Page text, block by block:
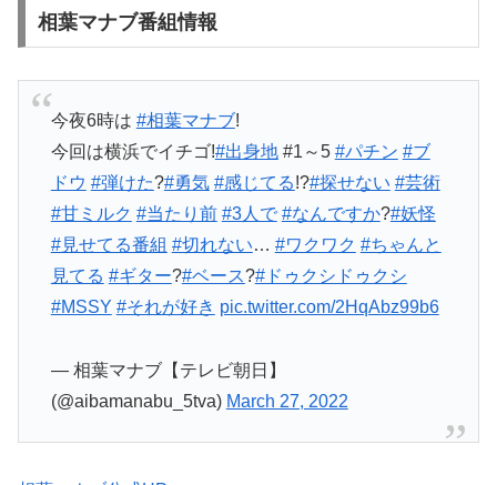
相葉マナブ番組情報
今夜6時は #相葉マナブ!
今回は横浜でイチゴ!#出身地#1～5 #パチン #ブ
ドウ #弾けた?#勇気 #感じてる!?#探せない #芸術
#甘ミルク #当たり前 #3人で #なんですか?#妖怪
#見せてる番組 #切れない… #ワクワク #ちゃんと
見てる #ギター?#ベース?#ドゥクシドゥクシ
#MSSY #それが好き pic.twitter.com/2HqAbz99b6
— 相葉マナブ【テレビ朝日】
(@aibamanabu_5tva) March 27, 2022